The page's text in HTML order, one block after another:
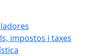
impostos i taxes